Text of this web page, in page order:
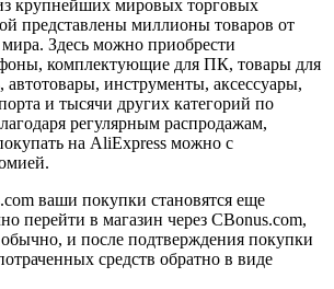
крупнейших мировых торговых
представлены миллионы товаров от
Здесь можно приобрести
комплектующие для ПК, товары для
автотовары, инструменты, аксессуары,
и тысячи других категорий по
регулярным распродажам,
на AliExpress можно с
ваши покупки становятся еще
перейти в магазин через CBonus.com,
обычно, и после подтверждения покупки
средств обратно в виде